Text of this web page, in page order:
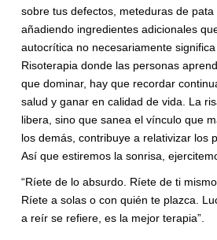
sobre tus defectos, meteduras de
añadiendo ingredientes adicionales
autocrítica no necesariamente
Risoterapia donde las personas
que dominar, hay que recordar
salud y ganar en calidad de vida. La
libera, sino que sanea el vínculo que
los demás, contribuye a relativizar los
Así que estiremos la sonrisa,
“Ríete de lo absurdo. Ríete de ti
Ríete a solas o con quién te plazca.
a reír se refiere, es la mejor terapia”.